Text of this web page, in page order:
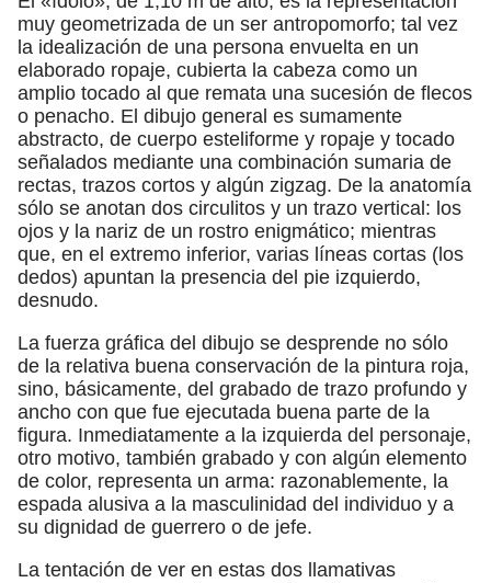
muy geometrizada de un ser antropomorfo; tal vez
la idealización de una persona envuelta en un
elaborado ropaje, cubierta la cabeza como un
amplio tocado al que remata una sucesión de flecos
o penacho. El dibujo general es sumamente
abstracto, de cuerpo esteliforme y ropaje y tocado
señalados mediante una combinación sumaria de
rectas, trazos cortos y algún zigzag. De la anatomía
sólo se anotan dos circulitos y un trazo vertical: los
ojos y la nariz de un rostro enigmático; mientras
que, en el extremo inferior, varias líneas cortas (los
dedos) apuntan la presencia del pie izquierdo,
desnudo.
La fuerza gráfica del dibujo se desprende no sólo
de la relativa buena conservación de la pintura roja,
sino, básicamente, del grabado de trazo profundo y
ancho con que fue ejecutada buena parte de la
figura. Inmediatamente a la izquierda del personaje,
otro motivo, también grabado y con algún elemento
de color, representa un arma: razonablemente, la
espada alusiva a la masculinidad del individuo y a
su dignidad de guerrero o de jefe.
La tentación de ver en estas dos llamativas